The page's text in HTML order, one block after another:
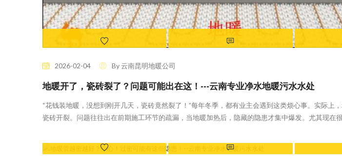
2026-02-04 By 云南昆明地暖公司
地暖开了，瓷砖裂了？问题可能出在这！---云南专业净水地暖污水水处
“花钱装地暖，没想到刚开几天，瓷砖竟然裂了！”每年冬季，都有业主会遇到这类烦心事。实际上
瓷砖开裂。问题往往出在前期施工环节的疏漏，当地暖加热后，隐藏的隐患才集中爆发。尤其现在